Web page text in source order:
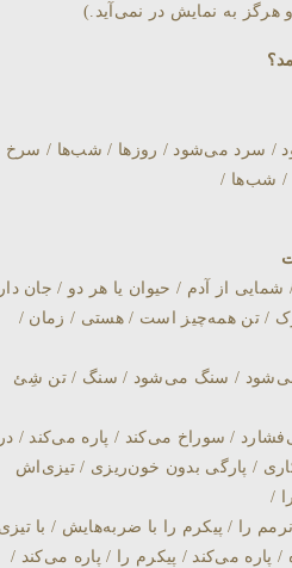
به نمايش در نمی‌آيد.)
/ سرد می‌شود / روزها / شب‌ها / سرخ
/ شب‌ها /
از آدم / حيوان يا هر دو / جان
/ تن همه‌چيز است / هستی / زمان /
/ سنگ می‌شود / سنگ / تن شِئ
/ سوراخ می‌کند / پاره می‌کند /
/ پارگی بدون خون‌ريزی / تيزی‌اش
/
را / پيکرم را با ضربه‌هايش / با
می‌کند / پيکرم را / پاره می‌کند /